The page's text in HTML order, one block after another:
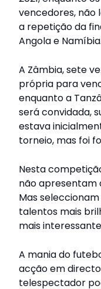
vencedores, não
a repetição da
Angola e Namíbia.
A Zâmbia, sete
própria para
enquanto a
será convidada,
estava
torneio, mas foi
Nesta
não apresentam
Mas
talentos mais
mais
A mania do
acção em
telespectador